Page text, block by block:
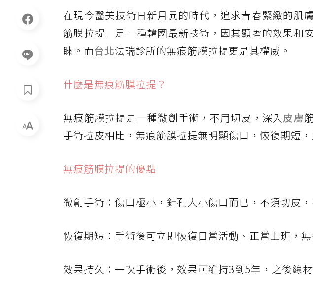
在現今醫美技術日新月異的時代，追求青春緊緻的肌
筋膜拉提」是一種韓國最新技術，因其顯著的效果和
睞。而台北法瑞診所的無痕筋膜拉提更是其權威。
什麼是無痕筋膜拉提？
無痕筋膜拉提是一種微創手術，不用切皮，深入皮膚
手術拉皮相比，無痕筋膜拉提無明顯傷口，恢復期短
無痕筋膜拉提的優點
微創手術：傷口極小，針孔大小傷口而已，不須切皮
恢復期短：手術後可立即恢復日常活動、正常上班，無
效果持久：一次手術後，效果可維持3到5年，之後線